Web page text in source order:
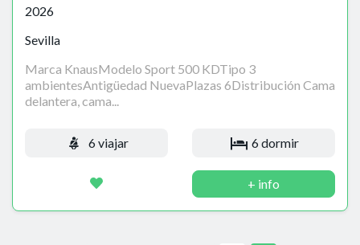
2026
Sevilla
Marca KnausModelo Sport 500 KDTipo 3
ambientesAntigüedad NuevaPlazas 6Distribución Cama
delantera, cama...
6 viajar 6 dormir
+ info